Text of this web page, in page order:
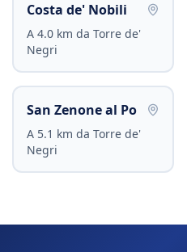
Costa de' Nobili
A 4.0 km da Torre de'
Negri
San Zenone al Po
A 5.1 km da Torre de'
Negri